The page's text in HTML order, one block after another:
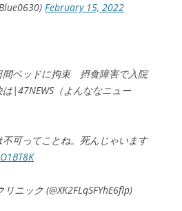
February 15, 2022
間ベッドに拘束 摂食障害で入院
|47NEWS（よんななニュー
可ってことね。死んじゃいます
ニック (@XK2FLqSFYhE6flp)